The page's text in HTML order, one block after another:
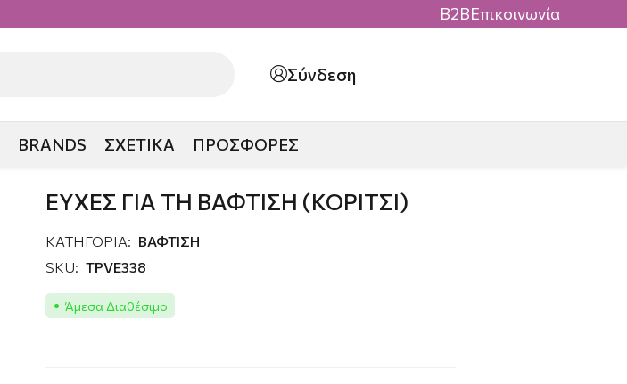
B2BΕπικοινωνία
Σύνδεση
BRANDS ΣΧΕΤΙΚΑ ΠΡΟΣΦΟΡΕΣ
ΕΥΧΕΣ ΓΙΑ ΤΗ ΒΑΦΤΙΣΗ (ΚΟΡΙΤΣΙ)
ΚΑΤΗΓΟΡΙΑ: ΒΑΦΤΙΣΗ
SKU: TPVE338
Άμεσα Διαθέσιμο